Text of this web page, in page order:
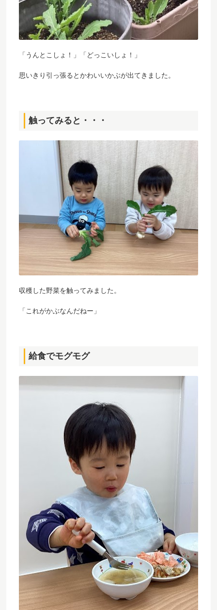
「うんとこしょ！」「どっこいしょ！」
思いきり引っ張るとかわいいかぶが出てきました。
触ってみると・・・
収穫した野菜を触ってみました。
「これがかぶなんだねー」
給食でモグモグ